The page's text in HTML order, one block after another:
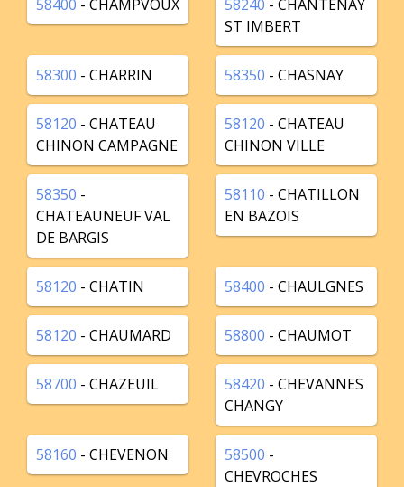
58400 - CHAMPVOUX 58240 - CHANTENAY
ST IMBERT
58300 - CHARRIN 58350 - CHASNAY
58120 - CHATEAU
CHINON CAMPAGNE
58120 - CHATEAU
CHINON VILLE
58350 -
CHATEAUNEUF VAL
DE BARGIS
58110 - CHATILLON
EN BAZOIS
58120 - CHATIN 58400 - CHAULGNES
58120 - CHAUMARD 58800 - CHAUMOT
58700 - CHAZEUIL 58420 - CHEVANNES
CHANGY
58160 - CHEVENON 58500 -
CHEVROCHES